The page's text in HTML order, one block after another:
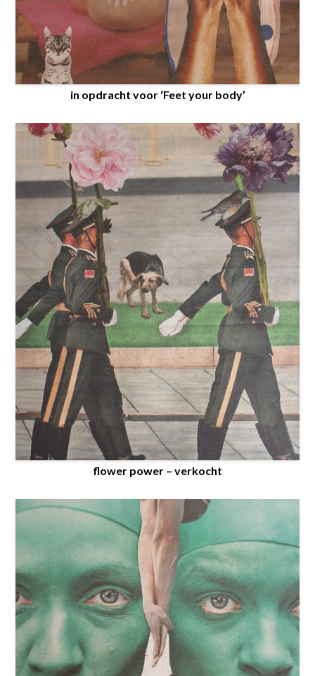
in opdracht voor ‘Feet your body’
flower power – verkocht